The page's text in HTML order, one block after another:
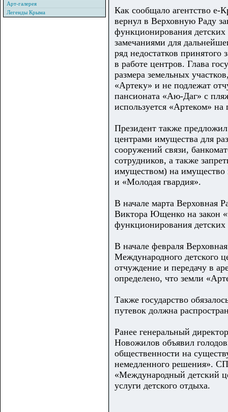
Арт-галерея
Легенды Крыма
Как сообщало агентство
вернул в Верховную Раду
функционирования
замечаниями для
ряд недостатков принятого
в работе центров. Глава
размера земельных
«Артеку» и не подлежат
пансионата «Аю-Даг» с
используется «Артеком» на
Президент также
центрами имущества для
сооружений связи,
сотрудников, а также
имуществом) на имущество
и «Молодая гвардия».
В начале марта Верховная
Виктора Ющенко на закон
функционирования
В начале февраля
Международного детского
отчуждение и передачу в
определено, что земли
Также государство
путевок должна
Ранее генеральный
Новожилов объявил
общественности на
немедленного решения».
«Международный детский
услуги детского отдыха.